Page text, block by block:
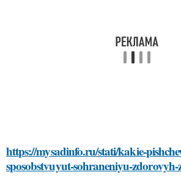
https://mysadinfo.ru/stati/kakie-
sposobstvuyut-sohraneniyu-zdorovyh-